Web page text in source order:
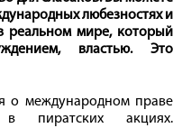
любезностях и
мире, который
властью. Это
о международном праве
пиратских акциях.